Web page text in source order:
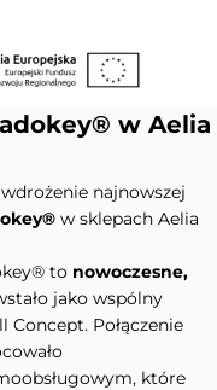
w Aelia
najnowszej
w sklepach Aelia
to nowoczesne,
jako wspólny
Połączenie
które